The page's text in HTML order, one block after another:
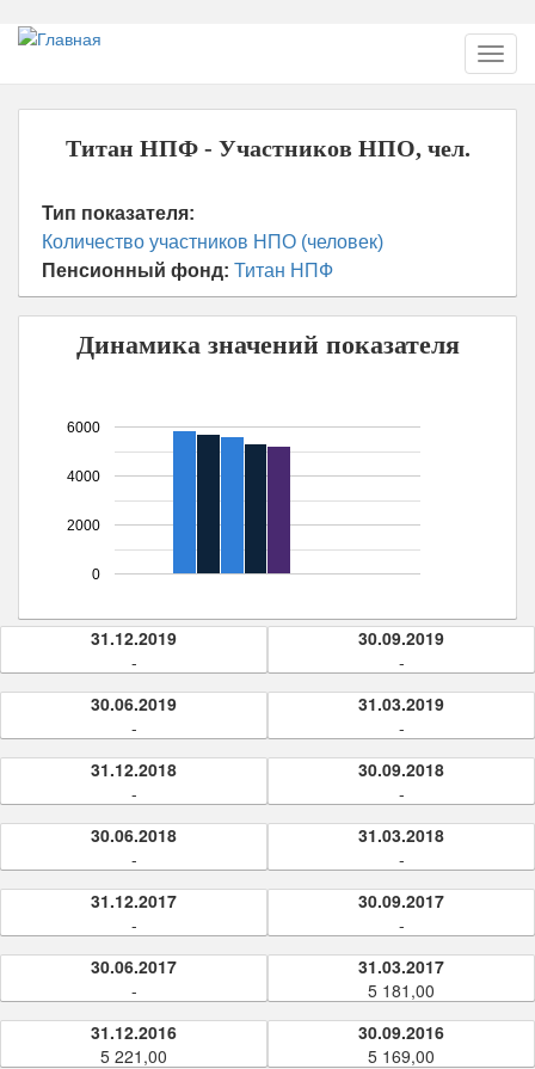
Перейти
основному
содержанию
Титан НПФ - Участников НПО, чел.
Тип показателя:
Количество участников НПО (человек)
Пенсионный фонд: Титан НПФ
Динамика значений показателя
0
2000
4000
6000
31.12.2019
-
30.09.2019
-
30.06.2019
-
31.03.2019
-
31.12.2018
-
30.09.2018
-
30.06.2018
-
31.03.2018
-
31.12.2017
-
30.09.2017
-
30.06.2017
-
31.03.2017
5 181,00
31.12.2016
5 221,00
30.09.2016
5 169,00